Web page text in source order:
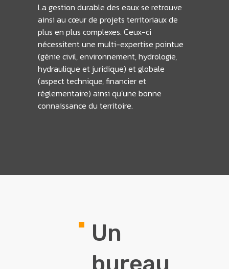
La gestion durable des eaux se retrouve
ainsi au cœur de projets territoriaux de
plus en plus complexes. Ceux-ci
nécessitent une multi-expertise pointue
(génie civil, environnement, hydrologie,
hydraulique et juridique) et globale
(aspect technique, financier et
réglementaire) ainsi qu’une bonne
connaissance du territoire.
Un
bureau